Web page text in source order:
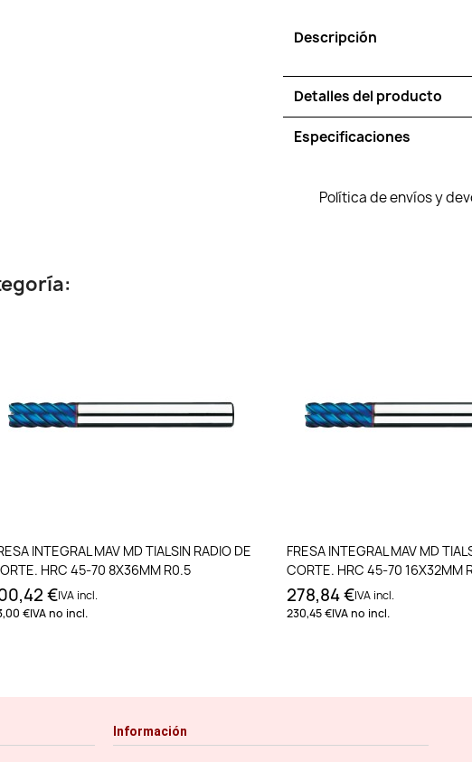
Descripción
Detalles del producto
Especificaciones
Política de envíos y
Añadir al carrito
INTEGRAL MAV MD TIALSIN RADIO DE
HRC 45-70 8X36MM R0.5
€IVA incl.
€IVA no incl.
Añadir al
FRESA INTEGRAL MAV MD
CORTE. HRC 45-70 16X32MM
278,84 €IVA incl.
230,45 €IVA no incl.
Información